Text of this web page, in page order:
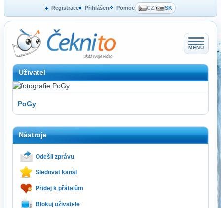
Registrace Přihlášení Pomoc CZ/ SK
MENU
Uživatel
PoGy
Nástroje
Odešli zprávu
Sledovat kanál
Přidej k přátelům
Blokuj uživatele